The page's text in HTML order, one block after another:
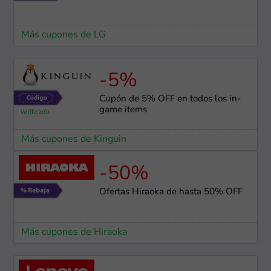
Más cupones de LG
-5%
Cupón de 5% OFF en todos los in-
game items
Más cupones de Kinguin
-50%
Ofertas Hiraoka de hasta 50% OFF
Más cupones de Hiraoka